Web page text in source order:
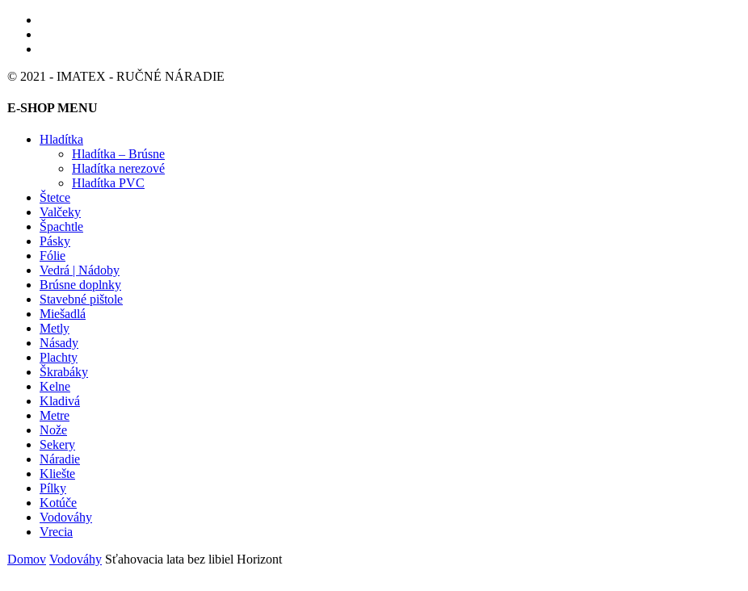
© 2021 - IMATEX - RUČNÉ NÁRADIE
E-SHOP MENU
Hladítka
Hladítka – Brúsne
Hladítka nerezové
Hladítka PVC
Štetce
Valčeky
Špachtle
Pásky
Fólie
Vedrá | Nádoby
Brúsne doplnky
Stavebné pištole
Miešadlá
Metly
Násady
Plachty
Škrabáky
Kelne
Kladivá
Metre
Nože
Sekery
Náradie
Kliešte
Pílky
Kotúče
Vodováhy
Vrecia
Domov Vodováhy Sťahovacia lata bez libiel Horizont